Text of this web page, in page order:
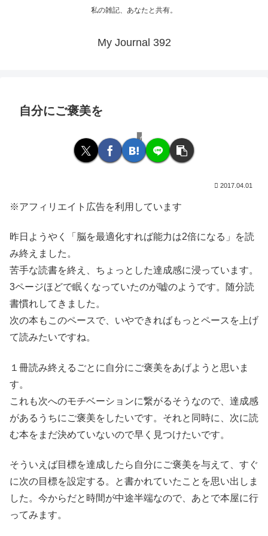
私の雑記、あなたと共有。
My Journal 392
自分にご褒美を
なんでも
2017.04.01
※アフィリエイト広告を利用しています
昨日ようやく「脳を最適化すれば能力は2倍になる」を読
み終えました。
苦手な読書を終え、ちょっとした達成感に浸っています。
3ページほどで眠くなっていたのが嘘のようです。随分読
書慣れしてきました。
次の本もこのペースで、いやできればもっとペースを上げ
て読みたいですね。
１冊読み終えるごとに自分にご褒美をあげようと思いま
す。
これも次へのモチベーションに繋がるそうなので、達成感
があるうちにご褒美をしたいです。それと同時に、次に読
む本をまだ決めていないので早く見つけたいです。
そういえば目標を達成したら自分にご褒美を与えて、すぐ
に次の目標を設定する。と書かれていたことを思い出しま
した。今からだと時間が中途半端なので、あとで本屋に行
ってみます。